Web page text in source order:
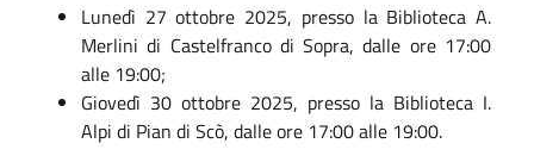
Lunedì 27 ottobre 2025, presso la Biblioteca A.
Merlini di Castelfranco di Sopra, dalle ore 17:00
alle 19:00;
Giovedì 30 ottobre 2025, presso la Biblioteca I.
Alpi di Pian di Scò, dalle ore 17:00 alle 19:00.